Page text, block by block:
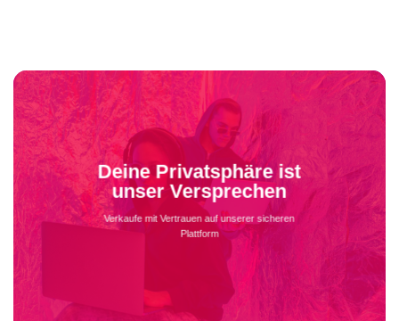
Deine Privatsphäre ist
unser Versprechen
Verkaufe mit Vertrauen auf unserer sicheren
Plattform